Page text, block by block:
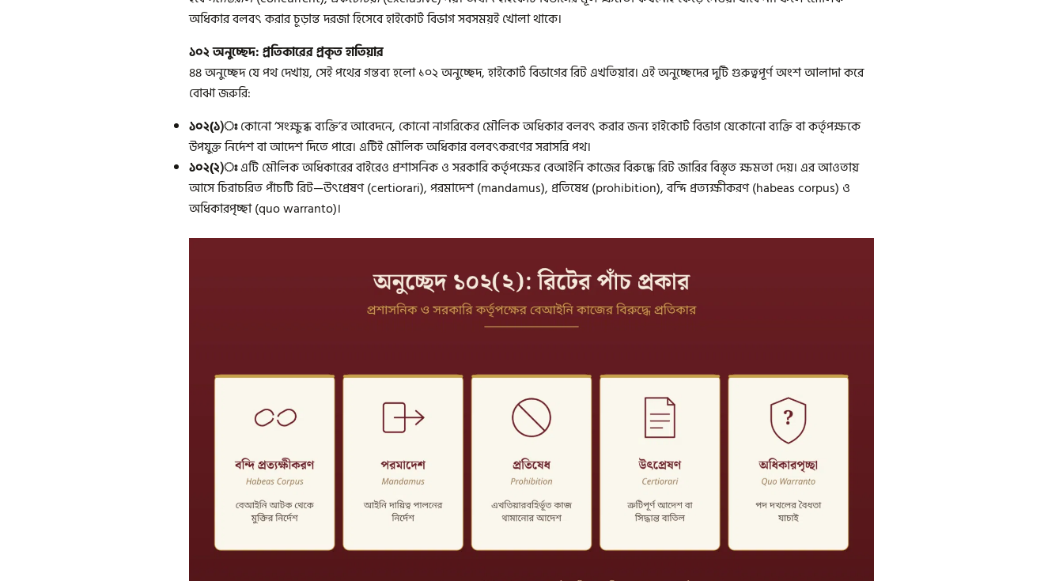
অধিকার বলবৎ করার চূড়ান্ত দরজা হিসেবে হাইকোর্ট বিভাগ সবসময়ই খোলা থাকে।
১০২ অনুচ্ছেদ: প্রতিকারের প্রকৃত হাতিয়ার
৪৪ অনুচ্ছেদ যে পথ দেখায়, সেই পথের গন্তব্য হলো ১০২ অনুচ্ছেদ, হাইকোর্ট বিভাগের রিট এখতিয়ার। এই অনুচ্ছেদের দুটি গুরুত্বপূর্ণ অংশ আলাদা করে
বোঝা জরুরি:
১০২(১)ঃকোনো ‘সংক্ষুব্ধ ব্যক্তি’র আবেদনে, কোনো নাগরিকের মৌলিক অধিকার বলবৎ করার জন্য হাইকোর্ট বিভাগ যেকোনো ব্যক্তি বা কর্তৃপক্ষকে
উপযুক্ত নির্দেশ বা আদেশ দিতে পারে। এটিই মৌলিক অধিকার বলবৎকরণের সরাসরি পথ।
১০২(২)ঃএটি মৌলিক অধিকারের বাইরেও প্রশাসনিক ও সরকারি কর্তৃপক্ষের বেআইনি কাজের বিরুদ্ধে রিট জারির বিস্তৃত ক্ষমতা দেয়। এর আওতায়
আসে চিরাচরিত পাঁচটি রিট—উৎপ্রেষণ (certiorari), পরমাদেশ (mandamus), প্রতিষেধ (prohibition), বন্দি প্রত্যক্ষীকরণ (habeas corpus) ও
অধিকারপৃচ্ছা (quo warranto)।